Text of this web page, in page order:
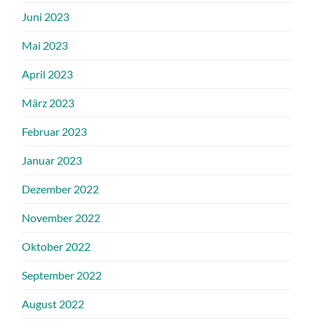
Juni 2023
Mai 2023
April 2023
März 2023
Februar 2023
Januar 2023
Dezember 2022
November 2022
Oktober 2022
September 2022
August 2022